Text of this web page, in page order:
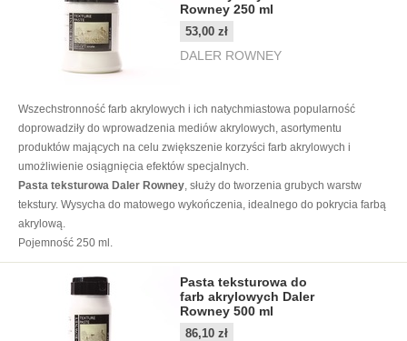
Rowney 250 ml
53,00 zł
DALER ROWNEY
Wszechstronność farb akrylowych i ich natychmiastowa popularność
doprowadziły do wprowadzenia mediów akrylowych, asortymentu
produktów mających na celu zwiększenie korzyści farb akrylowych i
umożliwienie osiągnięcia efektów specjalnych.
Pasta teksturowa Daler Rowney, służy do tworzenia grubych warstw
tekstury. Wysycha do matowego wykończenia, idealnego do pokrycia farbą
akrylową.
Pojemność 250 ml.
Pasta teksturowa do
farb akrylowych Daler
Rowney 500 ml
86,10 zł